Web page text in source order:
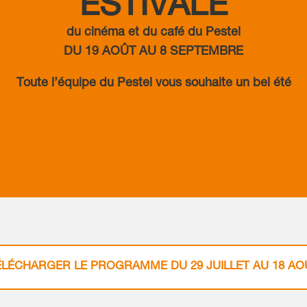
ESTIVALE
du cinéma et du café du Pestel
DU 19 AOÛT AU 8 SEPTEMBRE
Toute l’équipe du Pestel vous souhaite un bel été
LE PROGRAMME DU 29 JUILLET AU 18